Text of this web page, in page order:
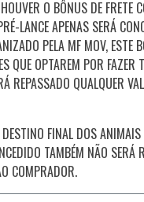
O BÔNUS DE FRETE
LANCE APENAS SERÁ
PELA MF MOV, ESTE
QUE OPTAREM POR FAZER
REPASSADO QUALQUER
FINAL DOS
TAMBÉM NÃO SERÁ
COMPRADOR.